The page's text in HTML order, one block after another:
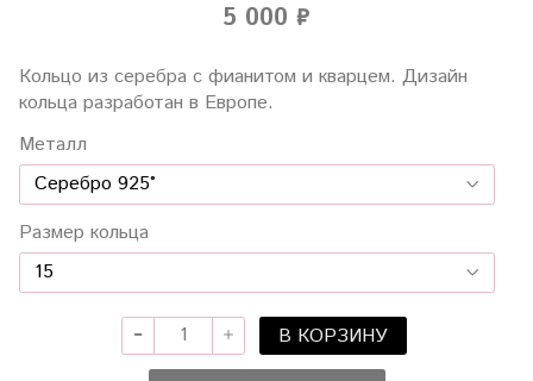
5 000 ₽
Кольцо из серебра с фианитом и кварцем. Дизайн
кольца разработан в Европе.
Металл
Размер кольца
В КОРЗИНУ